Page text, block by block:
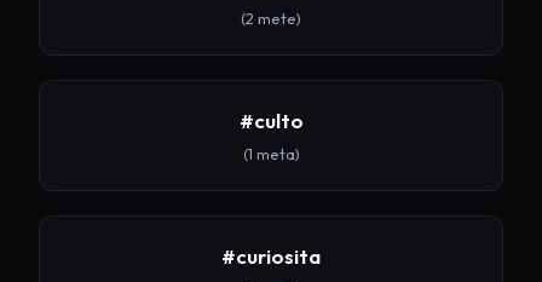
(2 mete)
#culto
(1 meta)
#curiosita